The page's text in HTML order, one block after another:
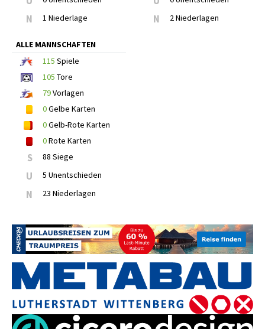
N 1 Niederlage N 2 Niederlagen
ALLE MANNSCHAFTEN
115 Spiele
105 Tore
79Vorlagen
0Gelbe Karten
0Gelb-Rote Karten
0Rote Karten
S 88 Siege
U 5 Unentschieden
N 23 Niederlagen